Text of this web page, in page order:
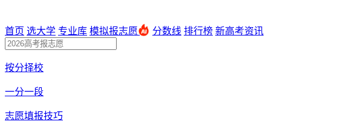
首页 选大学 专业库 模拟报志愿 分数线 排行榜 新高考资讯
按分择校
一分一段
志愿填报技巧